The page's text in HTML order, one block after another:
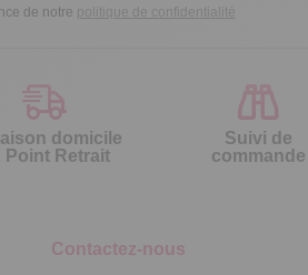
de notre politique de confidentialité
domicile
Point Retrait
Suivi de
commande
Contactez-nous